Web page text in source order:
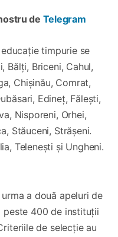
de Telegram
timpurie se
Bălți, Briceni, Cahul,
Chișinău, Comrat,
Edineț, Fălești,
Nisporeni, Orhei,
Stăuceni, Strășeni.
Telenești și Ungheni.
a două apeluri de
peste 400 de instituții
de selecție au